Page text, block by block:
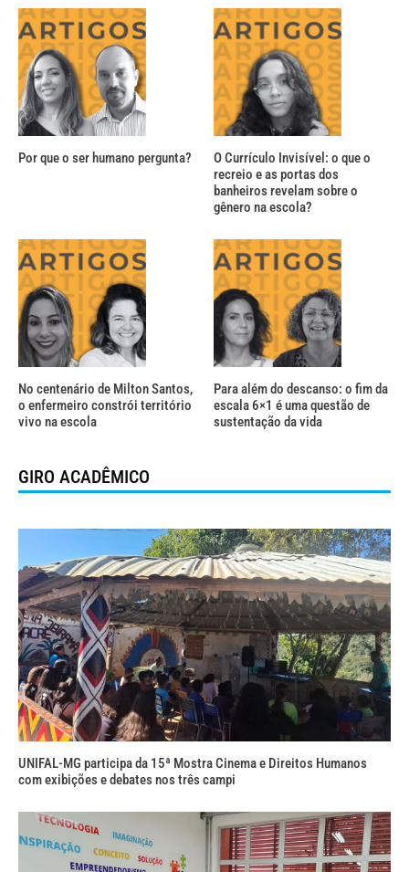
Por que o ser humano pergunta?
O Currículo Invisível: o que o
recreio e as portas dos
banheiros revelam sobre o
gênero na escola?
No centenário de Milton Santos,
o enfermeiro constrói território
vivo na escola
Para além do descanso: o fim da
escala 6×1 é uma questão de
sustentação da vida
GIRO ACADÊMICO
UNIFAL-MG participa da 15ª Mostra Cinema e Direitos Humanos
com exibições e debates nos três campi